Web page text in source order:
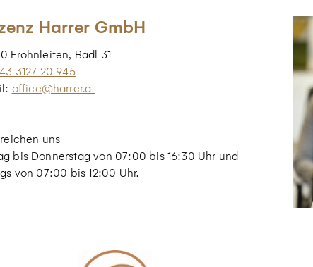
Harrer GmbH
Frohnleiten, Badl 31
3127 20 945
office@harrer.at
uns
bis Donnerstag von 07:00 bis 16:30 Uhr und
von 07:00 bis 12:00 Uhr.